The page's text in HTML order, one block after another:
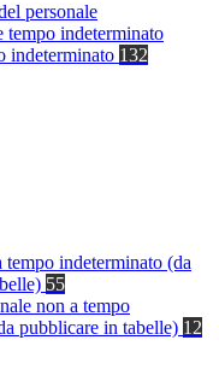
personale
tempo indeterminato
indeterminato 132
tempo indeterminato (da
55
non a tempo
pubblicare in tabelle) 12